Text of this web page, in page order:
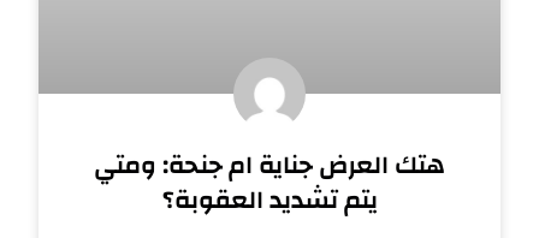
هتك العرض جناية ام جنحة: ومتي
يتم تشديد العقوبة؟